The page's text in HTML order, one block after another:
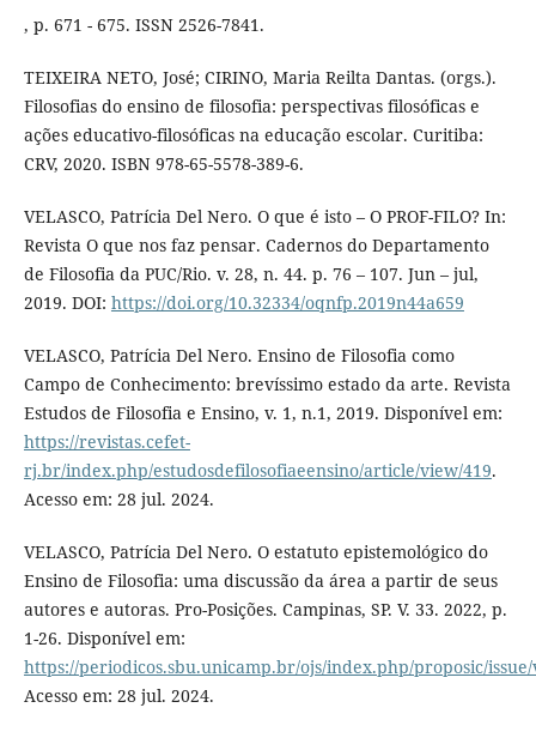
, p. 671 - 675. ISSN 2526-7841.
TEIXEIRA NETO, José; CIRINO, Maria Reilta Dantas. (orgs.).
Filosofias do ensino de filosofia: perspectivas filosóficas e
ações educativo-filosóficas na educação escolar. Curitiba:
CRV, 2020. ISBN 978-65-5578-389-6.
VELASCO, Patrícia Del Nero. O que é isto – O PROF-FILO? In:
Revista O que nos faz pensar. Cadernos do Departamento
de Filosofia da PUC/Rio. v. 28, n. 44. p. 76 – 107. Jun – jul,
2019. DOI: https://doi.org/10.32334/oqnfp.2019n44a659
VELASCO, Patrícia Del Nero. Ensino de Filosofia como
Campo de Conhecimento: brevíssimo estado da arte. Revista
Estudos de Filosofia e Ensino, v. 1, n.1, 2019. Disponível em:
https://revistas.cefet-
rj.br/index.php/estudosdefilosofiaeensino/article/view/419.
Acesso em: 28 jul. 2024.
VELASCO, Patrícia Del Nero. O estatuto epistemológico do
Ensino de Filosofia: uma discussão da área a partir de seus
autores e autoras. Pro-Posições. Campinas, SP. V. 33. 2022, p.
1-26. Disponível em:
https://periodicos.sbu.unicamp.br/ojs/index.php/proposic/
Acesso em: 28 jul. 2024.